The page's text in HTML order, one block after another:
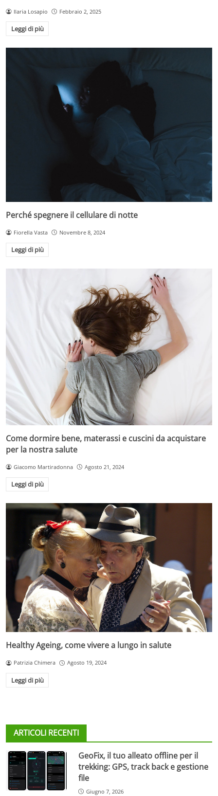
Ilaria Losapio Febbraio 2, 2025
Leggi di più
Perché spegnere il cellulare di notte
Fiorella Vasta Novembre 8, 2024
Leggi di più
Come dormire bene, materassi e cuscini da acquistare
per la nostra salute
Giacomo Martiradonna Agosto 21, 2024
Leggi di più
Healthy Ageing, come vivere a lungo in salute
Patrizia Chimera Agosto 19, 2024
Leggi di più
ARTICOLI RECENTI
GeoFix, il tuo alleato offline per il
trekking: GPS, track back e gestione
file
Giugno 7, 2026